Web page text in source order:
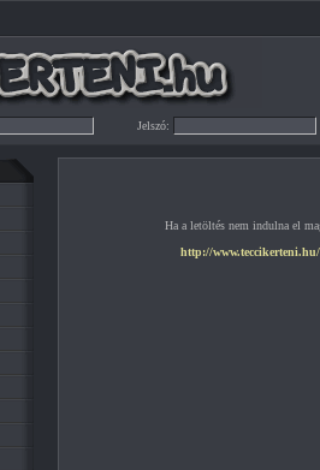
Jelszó:
Ha a letöltés nem indulna el
http://